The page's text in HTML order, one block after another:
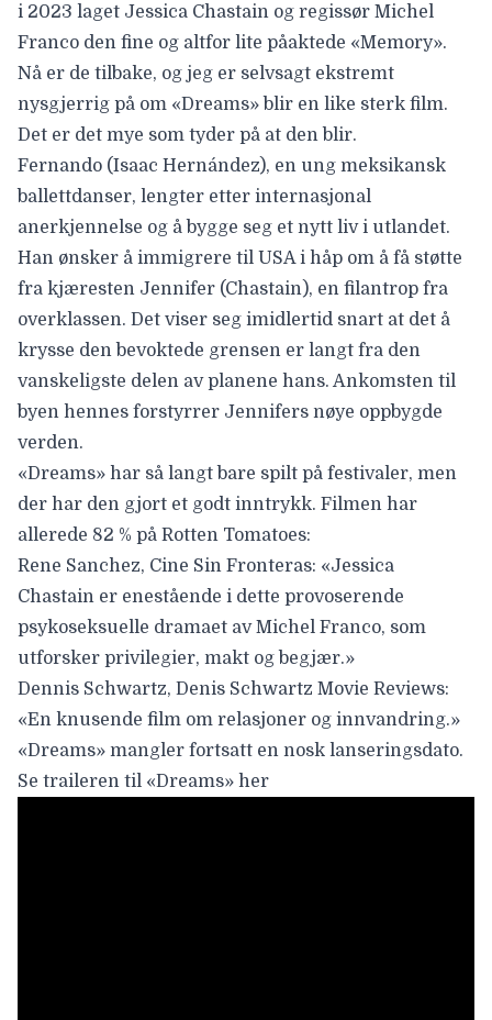
i 2023 laget Jessica Chastain og regissør Michel
Franco den fine og altfor lite påaktede «Memory».
Nå er de tilbake, og jeg er selvsagt ekstremt
nysgjerrig på om «Dreams» blir en like sterk film.
Det er det mye som tyder på at den blir.
Fernando (Isaac Hernández), en ung meksikansk
ballettdanser, lengter etter internasjonal
anerkjennelse og å bygge seg et nytt liv i utlandet.
Han ønsker å immigrere til USA i håp om å få støtte
fra kjæresten Jennifer (Chastain), en filantrop fra
overklassen. Det viser seg imidlertid snart at det å
krysse den bevoktede grensen er langt fra den
vanskeligste delen av planene hans. Ankomsten til
byen hennes forstyrrer Jennifers nøye oppbygde
verden.
«Dreams» har så langt bare spilt på festivaler, men
der har den gjort et godt inntrykk. Filmen har
allerede 82 % på Rotten Tomatoes:
Rene Sanchez, Cine Sin Fronteras: «Jessica
Chastain er enestående i dette provoserende
psykoseksuelle dramaet av Michel Franco, som
utforsker privilegier, makt og begjær.»
Dennis Schwartz, Denis Schwartz Movie Reviews:
«En knusende film om relasjoner og innvandring.»
«Dreams» mangler fortsatt en nosk lanseringsdato.
Se traileren til «Dreams» her